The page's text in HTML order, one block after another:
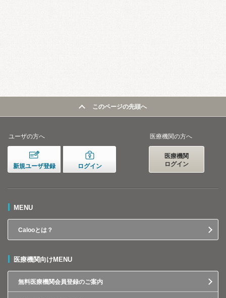
このページの先頭へ
ユーザの方へ
新規ユーザ登録 ログイン
医療機関の方へ
医療機関
ログイン
MENU
Calooとは？
医療機関向けMENU
無料医療機関会員登録のご案内